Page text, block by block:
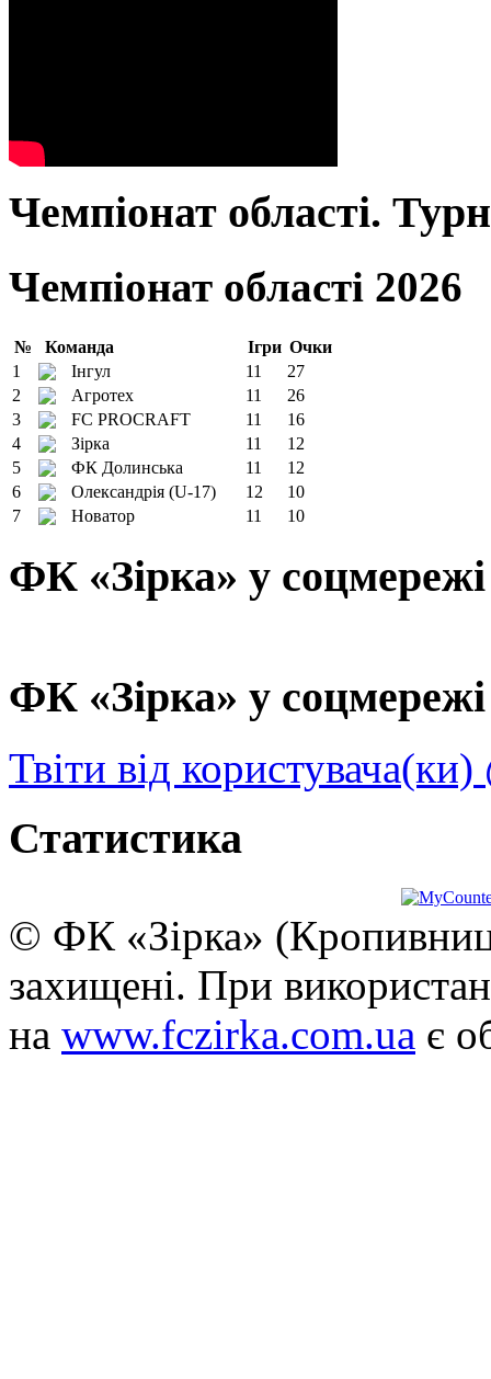
Чемпіонат області.
Чемпіонат області 2026
№ Команда Ігри Очки
1
Інгул 11
27
2
Агротех 11
26
3
FC PROCRAFT 11
16
4
Зірка 11
12
5
ФК Долинська 11
12
6
Олександрія (U-17) 12
10
7
Новатор 11 10
ФК «Зірка» у
ФК «Зірка» у
Твіти від
Статистика
© ФК «Зірка»
захищені. При
на www.fczirka.com.ua є